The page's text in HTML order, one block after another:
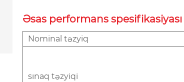
Əsas performans spesifikasiyası
Nominal təzyiq
sınaq təzyiqi